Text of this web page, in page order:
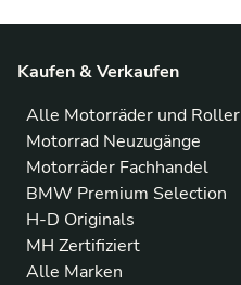
Kaufen & Verkaufen
Alle Motorräder und Roller
Motorrad Neuzugänge
Motorräder Fachhandel
BMW Premium Selection
H-D Originals
MH Zertifiziert
Alle Marken